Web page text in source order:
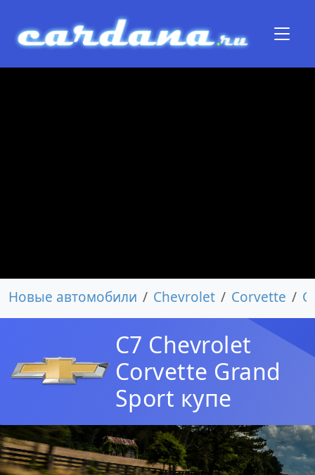
Новые автомобили Chevrolet Corvette
C7 Chevrolet
Corvette Grand
Sport купе